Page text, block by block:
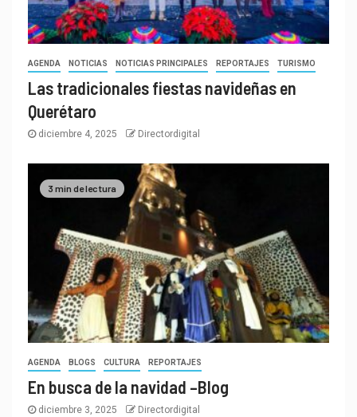
AGENDA NOTICIAS NOTICIAS PRINCIPALES REPORTAJES TURISMO
Las tradicionales fiestas navideñas en
Querétaro
diciembre 4, 2025 Directordigital
3 min de lectura
AGENDA BLOGS CULTURA REPORTAJES
En busca de la navidad –Blog
diciembre 3, 2025 Directordigital